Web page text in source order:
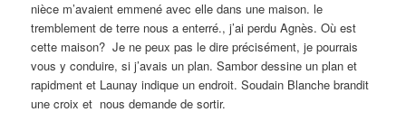
nièce m’avaient emmené avec elle dans une maison. le
tremblement de terre nous a enterré., j’ai perdu Agnès. Où est
cette maison? Je ne peux pas le dire précisément, je pourrais
vous y conduire, si j’avais un plan. Sambor dessine un plan et
rapidment et Launay indique un endroit. Soudain Blanche brandit
une croix et nous demande de sortir.